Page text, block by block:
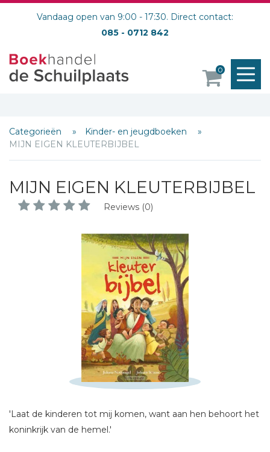
Vandaag open van 9:00 - 17:30. Direct contact:
085 - 0712 842
0
Categorieën
Kinder- en jeugdboeken
MIJN EIGEN KLEUTERBIJBEL
MIJN EIGEN KLEUTERBIJBEL
Reviews (0)
'Laat de kinderen tot mij komen, want aan hen behoort het
koninkrijk van de hemel.'
Schrijf hieronder je review!